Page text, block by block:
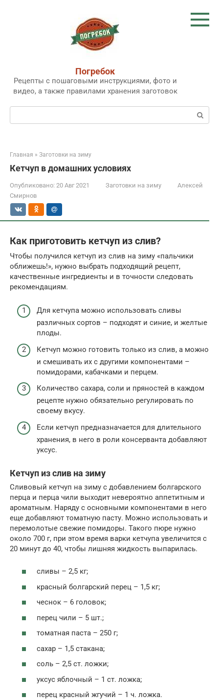
Погребок
Рецепты с пошаговыми инструкциями, фото и
видео, а также правилами хранения заготовок
Поиск:
Главная » Заготовки на зиму
Кетчуп в домашних условиях
Опубликовано: 20 Авг 2021 Заготовки на зиму
Алексей
Смирнов
Как приготовить кетчуп из слив?
Чтобы получился кетчуп из слив на зиму «пальчики
оближешь!», нужно выбрать подходящий рецепт,
качественные ингредиенты и в точности следовать
рекомендациям.
Для кетчупа можно использовать сливы
различных сортов – подходят и синие, и желтые
плоды.
Кетчуп можно готовить только из слив, а можно
и смешивать их с другими компонентами –
помидорами, кабачками и перцем.
Количество сахара, соли и пряностей в каждом
рецепте нужно обязательно регулировать по
своему вкусу.
Если кетчуп предназначается для длительного
хранения, в него в роли консерванта добавляют
уксус.
Кетчуп из слив на зиму
Сливовый кетчуп на зиму с добавлением болгарского
перца и перца чили выходит невероятно аппетитным и
ароматным. Наряду с основными компонентами в него
еще добавляют томатную пасту. Можно использовать и
перемолотые свежие помидоры. Такого пюре нужно
около 700 г, при этом время варки кетчупа увеличится с
20 минут до 40, чтобы лишняя жидкость выпарилась.
сливы – 2,5 кг;
красный болгарский перец – 1,5 кг;
чеснок – 6 головок;
перец чили – 5 шт.;
томатная паста – 250 г;
сахар – 1,5 стакана;
соль – 2,5 ст. ложки;
уксус яблочный – 1 ст. ложка;
перец красный жгучий – 1 ч. ложка.